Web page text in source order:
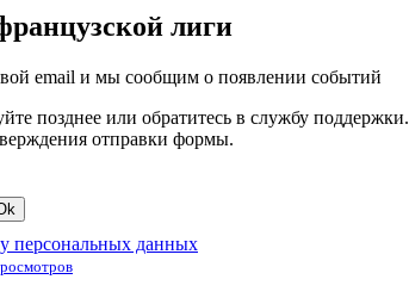
лиги
email и мы сообщим о появлении событий
позднее или обратитесь в службу поддержки.
отправки формы.
персональных данных